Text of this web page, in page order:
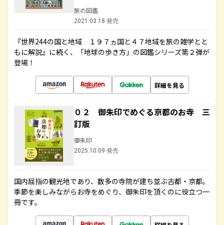
旅の図鑑
2021.03.18 発売
『世界244の国と地域 １９７ヵ国と４７地域を旅の雑学とと
もに解説』に続く、「地球の歩き方」の図鑑シリーズ第２弾が
登場！
詳細を見る
０２ 御朱印でめぐる京都のお寺 三
訂版
御朱印
2025.10.09 発売
国内屈指の観光地であり、数多の寺院が建ち並ぶ古都・京都。
季節を楽しみながらお寺をめぐり、御朱印を頂くのに役立つ一
冊です。